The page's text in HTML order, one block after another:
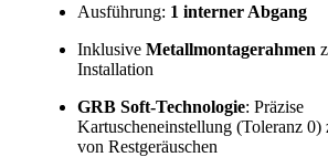
Ausführung: 1 interner Abgang
Inklusive Metallmontagerahmen
Installation
GRB Soft-Technologie: Präzise
Kartuscheneinstellung (Toleranz 0)
von Restgeräuschen